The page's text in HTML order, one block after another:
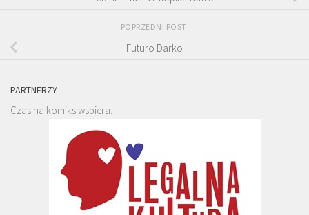
POPRZEDNI POST
Futuro Darko
PARTNERZY
Czas na komiks wspiera: